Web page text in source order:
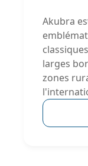
Akubra
larges
zones